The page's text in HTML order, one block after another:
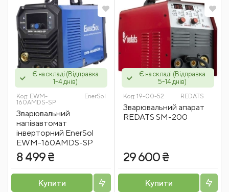
Є на складі (Відправка
1-4 днів)
Код: EWM-
160AMDS-SP
EnerSol
Зварювальний
напівавтомат
інверторний EnerSol
EWM-160AMDS-SP
8 499 ₴
Купити
Є на складі (Відправка
5-14 днів)
Код: 19-00-52 REDATS
Зварювальний апарат
REDATS SM-200
29 600 ₴
Купити